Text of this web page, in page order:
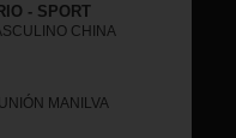
- SPORT
CHINA
MANILVA